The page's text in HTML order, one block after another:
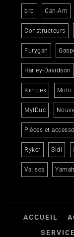
brp Can-Am
Constructeurs
Furygan
Harley-Davidson
Kimpex Moto
MylDuc
Pièces et
Ryker Sidi
Valises
ACCUEIL